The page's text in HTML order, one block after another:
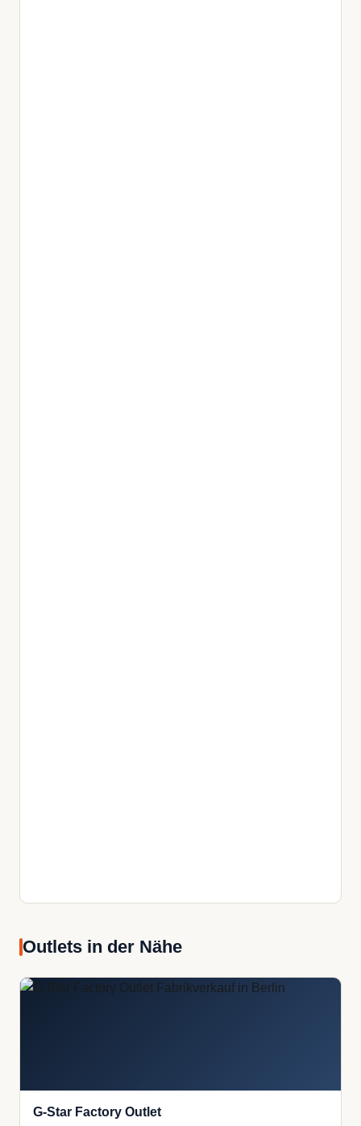
Outlets in der Nähe
G-Star Factory Outlet